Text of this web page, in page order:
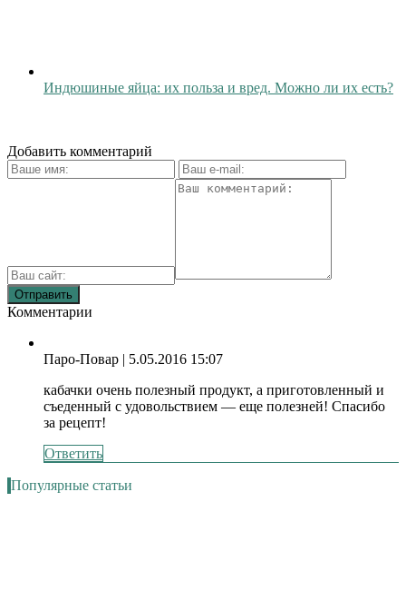
Индюшиные яйца: их польза и вред. Можно ли их есть?
Добавить комментарий
Комментарии
Паро-Повар | 5.05.2016 15:07
кабачки очень полезный продукт, а приготовленный и
съеденный с удовольствием — еще полезней! Спасибо
за рецепт!
Ответить
Популярные статьи